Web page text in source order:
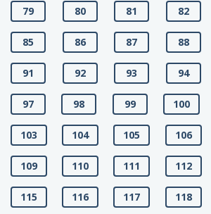
79 80 81 82
85 86 87 88
91 92 93 94
97 98 99 100
103 104 105 106
109 110 111 112
115 116 117 118